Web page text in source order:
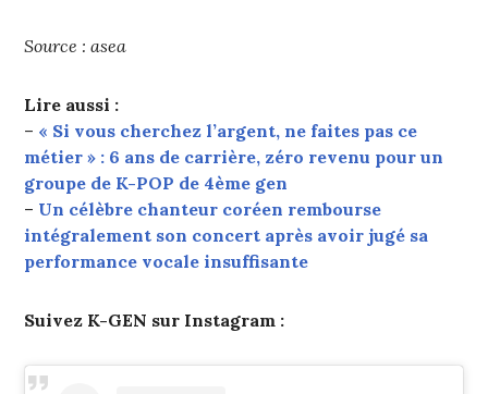
Source : asea
Lire aussi :
– « Si vous cherchez l’argent, ne faites pas ce
métier » : 6 ans de carrière, zéro revenu pour un
groupe de K-POP de 4ème gen
– Un célèbre chanteur coréen rembourse
intégralement son concert après avoir jugé sa
performance vocale insuffisante
Suivez K-GEN sur Instagram :